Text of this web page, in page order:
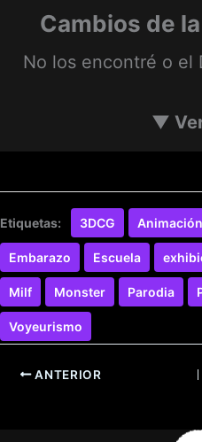
Cambios de
No los encontré o el
▼
Etiquetas: 3DCG Animación
Embarazo Escuela
Milf Monster Parodia
Voyeurismo
ANTERIOR